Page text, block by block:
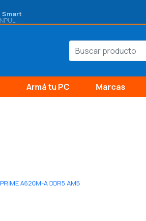
Smart
Armá tu PC Marcas